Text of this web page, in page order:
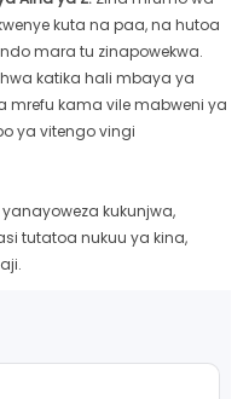
kuta na paa, na hutoa
mara tu zinapowekwa.
katika hali mbaya ya
mrefu kama vile mabweni ya
ya vitengo vingi
kukunjwa,
tutatoa nukuu ya kina,